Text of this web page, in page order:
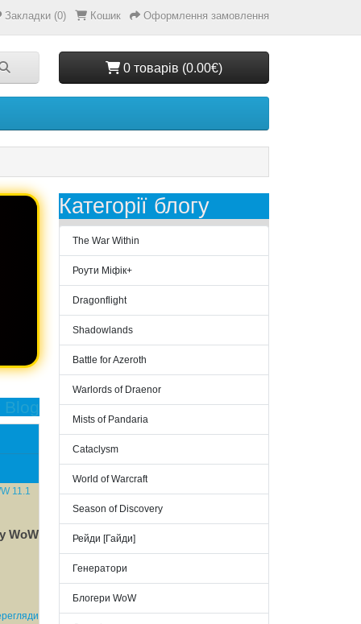
Закладки (0) Кошик Оформлення замовлення
0 товарів (0.00€)
Blog
WoW
Категорії блогу
The War Within
Роути Міфік+
Dragonflight
Shadowlands
Battle for Azeroth
Warlords of Draenor
Mists of Pandaria
Cataclysm
World of Warcraft
Season of Discovery
Рейди [Гайди]
Генератори
Блогери WoW